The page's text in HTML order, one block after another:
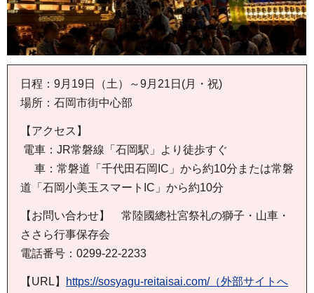
日程：9月19日（土）～9月21日(月・祝)
場所：石岡市街中心部
【アクセス】
電車：JR常磐線「石岡駅」より徒歩すぐ
車：常磐道「千代田石岡IC」から約10分または常磐
道「石岡小美玉スマートIC」から約10分
【お問い合わせ】 常陸國總社宮祭礼の獅子・山車・
ささら行事保存会
電話番号：0299-22-2233
【URL】
https://sosyagu-reitaisai.com/（外部サイトへ